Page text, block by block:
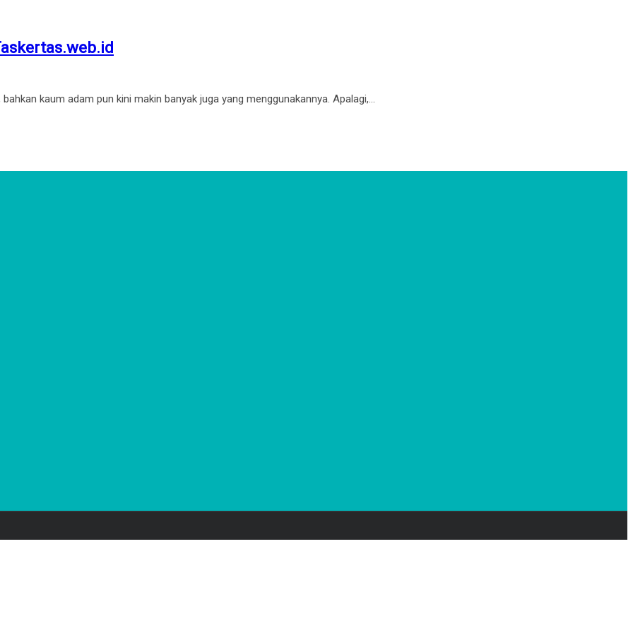
kaum adam pun kini makin banyak juga yang menggunakannya. Apalagi,…